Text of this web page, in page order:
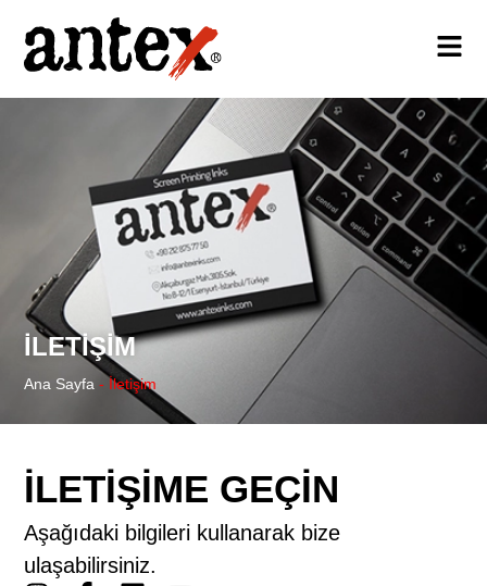
İLETIŞIM
Ana Sayfa - İletişim
İLETIŞIME GEÇIN
Aşağıdaki bilgileri kullanarak bize
ulaşabilirsiniz.